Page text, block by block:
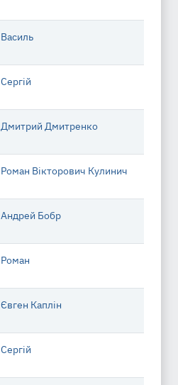
Василь
Сергій
Дмитрий Дмитренко
Роман Вікторович Кулинич
Андрей Бобр
Роман
Євген Каплін
Сергій